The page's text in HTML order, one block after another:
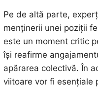
Pe de altă parte,
menținerii unei poziții
este un moment critic
își reafirme
apărarea colectivă. În
viitoare vor fi esențiale